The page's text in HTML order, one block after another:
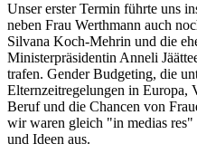
Unser erster Termin führte uns
neben Frau Werthmann auch
Silvana Koch-Mehrin und die
Ministerpräsidentin Anneli
trafen. Gender Budgeting, die
Elternzeitregelungen in Europa,
Beruf und die Chancen von
wir waren gleich "in medias res"
und Ideen aus.